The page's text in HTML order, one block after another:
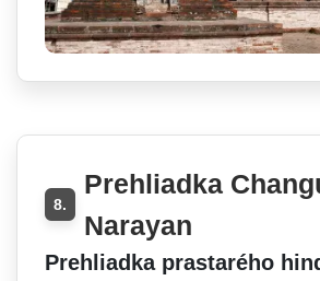
8.
Prehliadka
Narayan
Prehliadka prastarého